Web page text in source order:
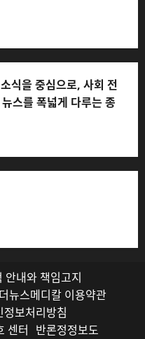
식을 중심으로, 사회 전
스를 폭넓게 다루는 종
안내와 책임고지
더뉴스메디칼 이용약관
정보처리방침
센터 반론정정보도